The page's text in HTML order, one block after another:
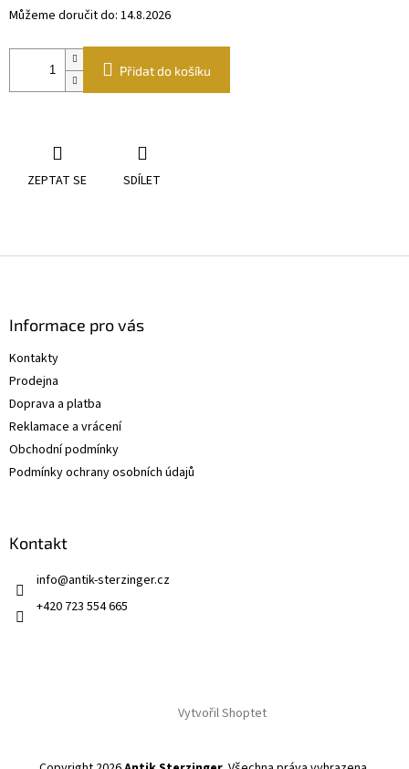
Můžeme doručit do: 14.8.2026
Přidat do košíku
ZEPTAT SE SDÍLET
Informace pro vás
Kontakty
Prodejna
Doprava a platba
Reklamace a vrácení
Obchodní podmínky
Podmínky ochrany osobních údajů
Kontakt
info@antik-sterzinger.cz
+420 723 554 665
Vytvořil Shoptet